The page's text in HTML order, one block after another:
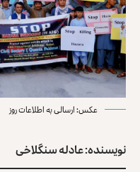
عکس: ارسالی به اطلاعات روز
نویسنده: عادله سنگلاخی